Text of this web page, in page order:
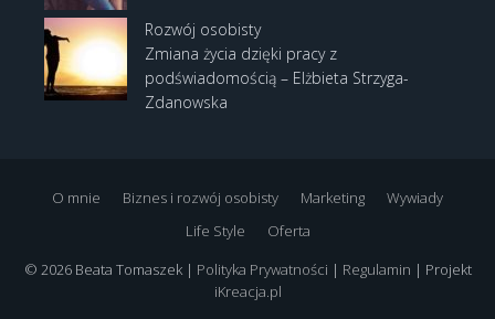
Rozwój osobisty
Zmiana życia dzięki pracy z
podświadomością – Elżbieta Strzyga-
Zdanowska
O mnie Biznes i rozwój osobisty Marketing
Wywiady
Life Style
Oferta
© 2026 Beata Tomaszek | Polityka Prywatności | Regulamin | Projekt
iKreacja.pl